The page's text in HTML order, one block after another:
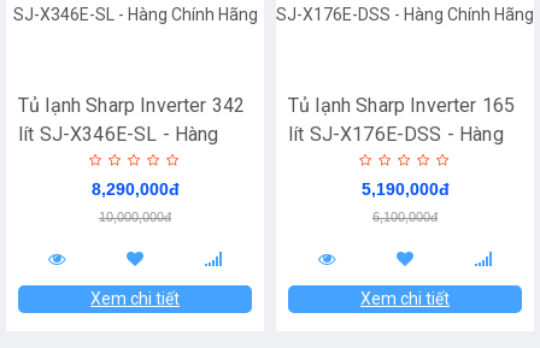
Tủ lạnh Sharp Inverter 342
lít SJ-X346E-SL - Hàng
Chính Hãng
8,290,000đ
10,000,000đ
Xem chi tiết
Tủ lạnh Sharp Inverter 165
lít SJ-X176E-DSS - Hàng
Chính Hãng
5,190,000đ
6,100,000đ
Xem chi tiết